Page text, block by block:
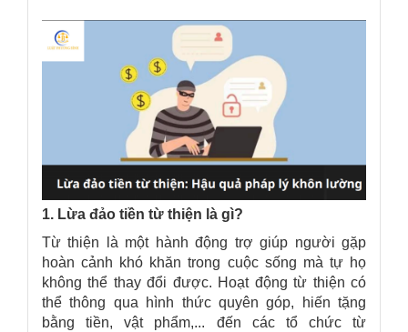
1. Lừa đảo tiền từ thiện là gì?
Từ thiện là một hành động trợ giúp người gặp
hoàn cảnh khó khăn trong cuộc sống mà tự họ
không thể thay đổi được. Hoạt động từ thiện có
thể thông qua hình thức quyên góp, hiến tặng
bằng tiền, vật phẩm,... đến các tổ chức từ